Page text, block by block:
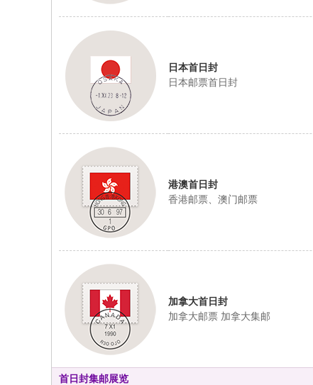
日本首日封
日本邮票首日封
港澳首日封
香港邮票、澳门邮票
加拿大首日封
加拿大邮票 加拿大集邮
首日封集邮展览